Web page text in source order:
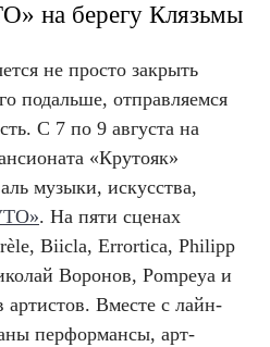
на берегу Клязьмы
не просто закрыть
подальше, отправляемся
С 7 по 9 августа на
«Крутояк»
музыки, искусства,
. На пяти сценах
Biicla, Errortica, Philipp
Воронов, Pompeya и
артистов. Вместе с лайн-
перформансы, арт-